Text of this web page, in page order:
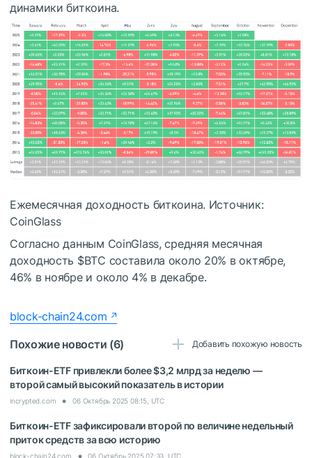
динамики биткоина.
Ежемесячная доходность биткоина. Источник:
CoinGlass
Согласно данным CoinGlass, средняя месячная
доходность $BTC составила около 20% в октябре,
46% в ноябре и около 4% в декабре.
block-chain24.com
Похожие новости (6)
Добавить похожую новость
Биткоин-ETF привлекли более $3,2 млрд за неделю —
второй самый высокий показатель в истории
incrypted.com 06 Октябрь 2025 08:15, UTC
Биткоин-ETF зафиксировали второй по величине недельный
приток средств за всю историю
block-chain24.com 06 Октябрь 2025 07:33, UTC